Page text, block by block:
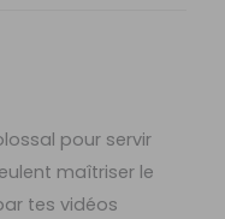
pour servir
maîtriser le
tes vidéos